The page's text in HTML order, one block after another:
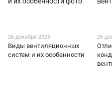
26 декабря 2023
Виды вентиляционных
систем и их особенности
26